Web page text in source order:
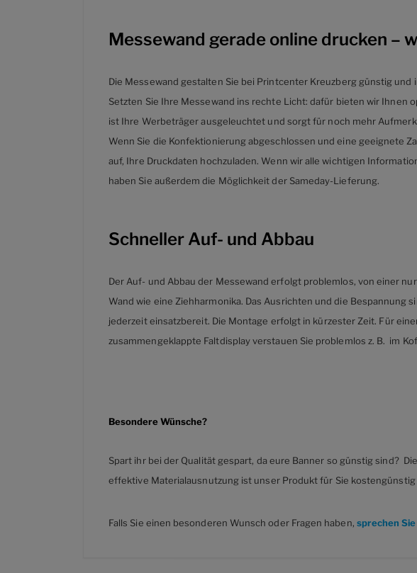
Messewand gerade online drucken –
Die Messewand gestalten Sie bei Printcenter Kreuzberg günstig
Setzten Sie Ihre Messewand ins rechte Licht: dafür bieten wir Ihnen
ist Ihre Werbeträger ausgeleuchtet und sorgt für noch mehr
Wenn Sie die Konfektionierung abgeschlossen und eine geeignete
auf, Ihre Druckdaten hochzuladen. Wenn wir alle wichtigen
haben Sie außerdem die Möglichkeit der Sameday-Lieferung.
Schneller Auf- und Abbau
Der Auf- und Abbau der Messewand erfolgt problemlos, von einer
Wand wie eine Ziehharmonika. Das Ausrichten und die
jederzeit einsatzbereit. Die Montage erfolgt in kürzester Zeit. Für
zusammengeklappte Faltdisplay verstauen Sie problemlos z. B. im
Besondere Wünsche?
Spart ihr bei der Qualität gespart, da eure Banner so günstig sind?
effektive Materialausnutzung ist unser Produkt für Sie
Falls Sie einen besonderen Wunsch oder Fragen haben, sprechen Sie